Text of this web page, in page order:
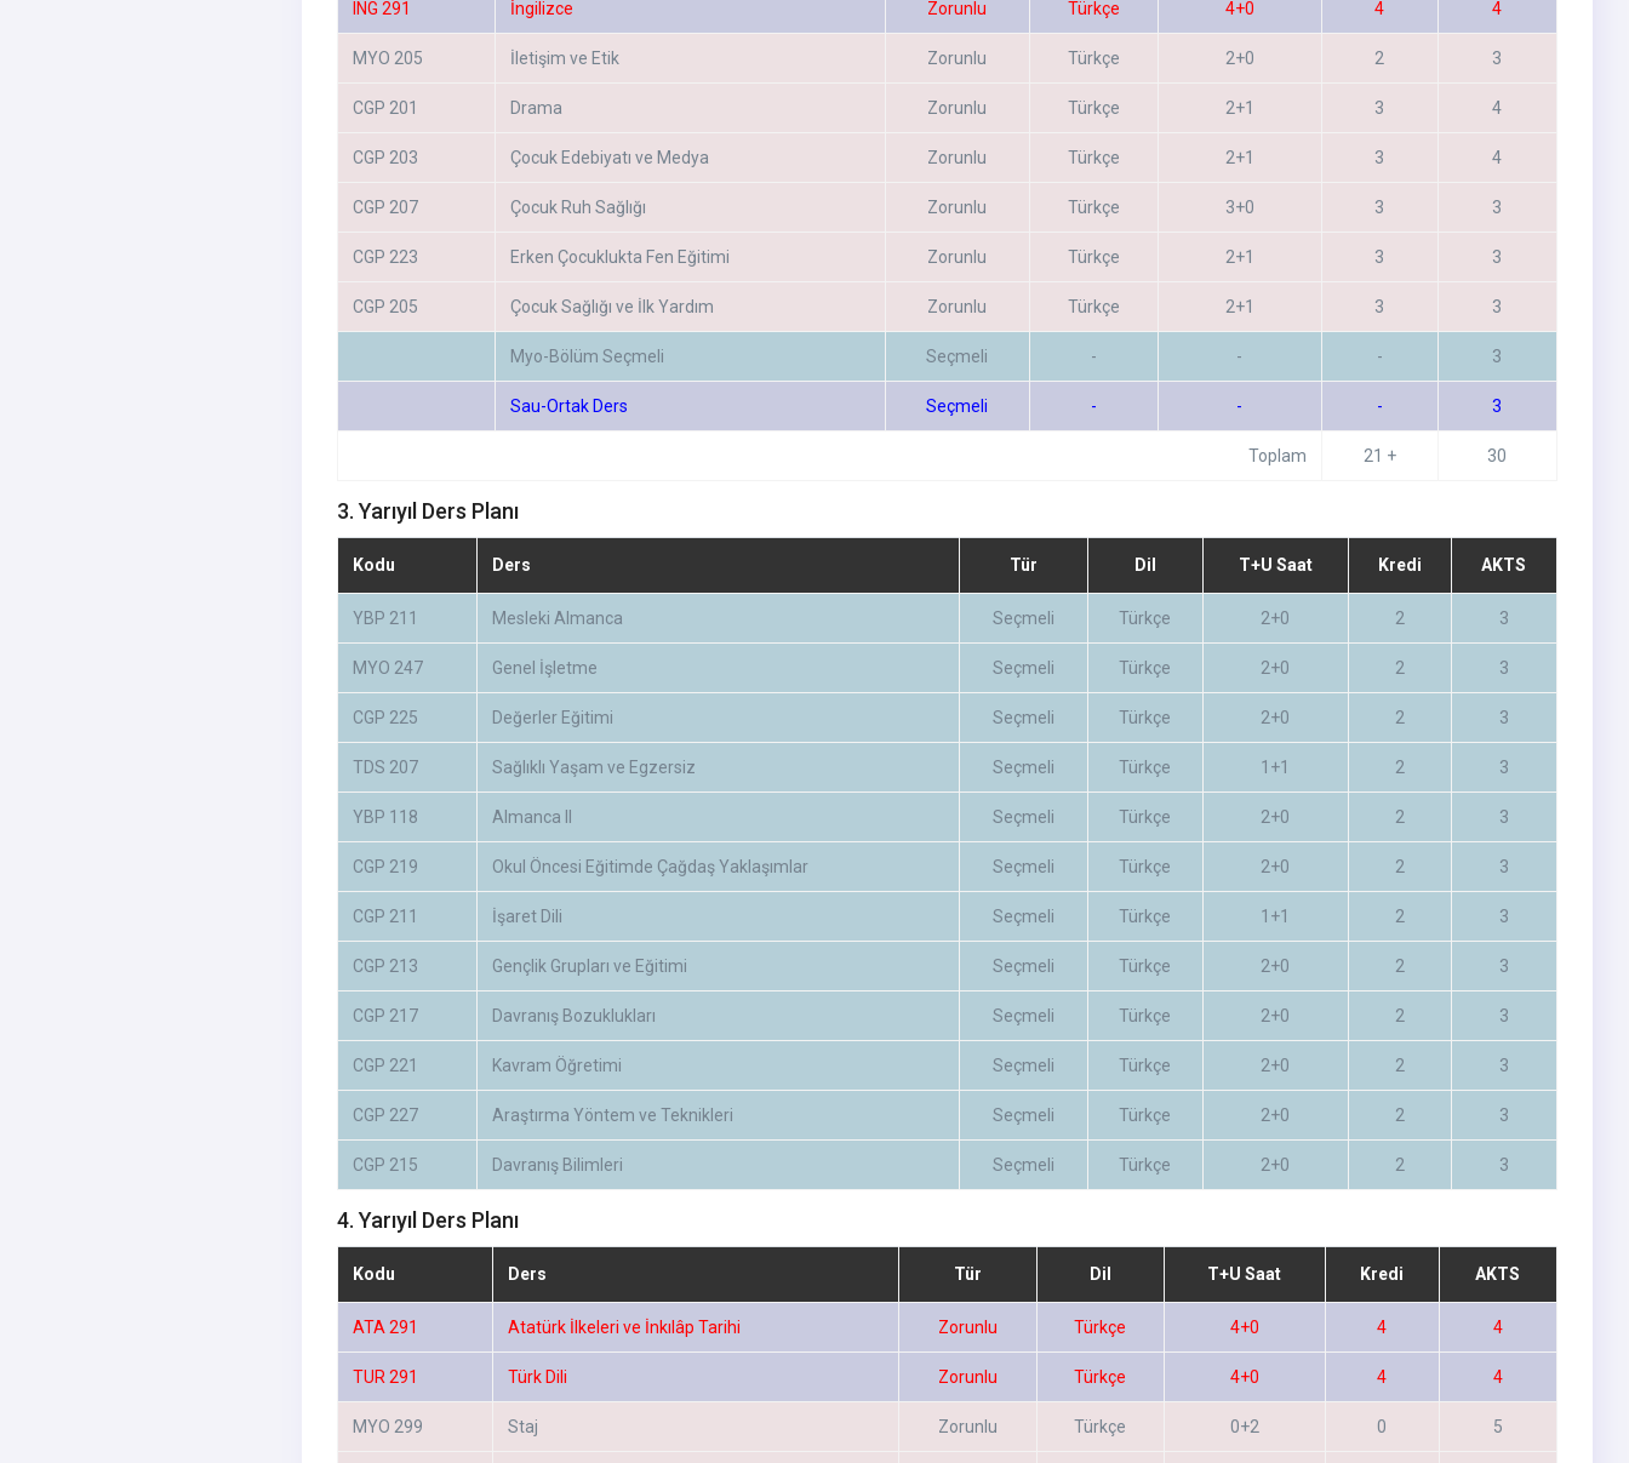
ING 291 İngilizce Zorunlu Türkçe 4+0 4 4
MYO 205 İletişim ve Etik Zorunlu Türkçe 2+0 2 3
CGP 201 Drama Zorunlu Türkçe 2+1 3 4
CGP 203 Çocuk Edebiyatı ve Medya Zorunlu Türkçe 2+1 3 4
CGP 207 Çocuk Ruh Sağlığı Zorunlu Türkçe 3+0 3 3
CGP 223 Erken Çocuklukta Fen Eğitimi Zorunlu Türkçe 2+1 3 3
CGP 205 Çocuk Sağlığı ve İlk Yardım Zorunlu Türkçe 2+1 3 3
Myo-Bölüm Seçmeli Seçmeli - - - 3
Sau-Ortak Ders Seçmeli - - - 3
Toplam 21 + 30
3. Yarıyıl Ders Planı
Kodu Ders Tür Dil T+U Saat Kredi AKTS
YBP 211 Mesleki Almanca Seçmeli Türkçe 2+0 2 3
MYO 247 Genel İşletme Seçmeli Türkçe 2+0 2 3
CGP 225 Değerler Eğitimi Seçmeli Türkçe 2+0 2 3
TDS 207 Sağlıklı Yaşam ve Egzersiz Seçmeli Türkçe 1+1 2 3
YBP 118 Almanca II Seçmeli Türkçe 2+0 2 3
CGP 219 Okul Öncesi Eğitimde Çağdaş Yaklaşımlar Seçmeli Türkçe 2+0 2 3
CGP 211 İşaret Dili Seçmeli Türkçe 1+1 2 3
CGP 213 Gençlik Grupları ve Eğitimi Seçmeli Türkçe 2+0 2 3
CGP 217 Davranış Bozuklukları Seçmeli Türkçe 2+0 2 3
CGP 221 Kavram Öğretimi Seçmeli Türkçe 2+0 2 3
CGP 227 Araştırma Yöntem ve Teknikleri Seçmeli Türkçe 2+0 2 3
CGP 215 Davranış Bilimleri Seçmeli Türkçe 2+0 2 3
4. Yarıyıl Ders Planı
Kodu Ders Tür Dil T+U Saat Kredi AKTS
ATA 291 Atatürk İlkeleri ve İnkılâp Tarihi Zorunlu Türkçe 4+0 4 4
TUR 291 Türk Dili Zorunlu Türkçe 4+0 4 4
MYO 299 Staj Zorunlu Türkçe 0+2 0 5